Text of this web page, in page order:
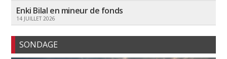
Enki Bilal en mineur de fonds
14 JUILLET 2026
SONDAGE